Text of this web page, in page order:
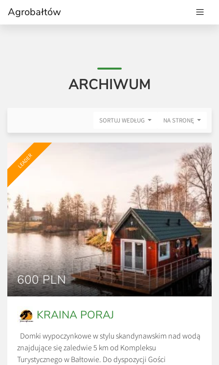
Agrobałtów
ARCHIWUM
SORTUJ WEDŁUG NA STRONĘ
LEADER
600 PLN
KRAINA PORAJ
Domki wypoczynkowe w stylu skandynawskim nad wodą
znajdujące się zaledwie 5 km od Kompleksu
Turystycznego w Bałtowie. Do dyspozycji Gości